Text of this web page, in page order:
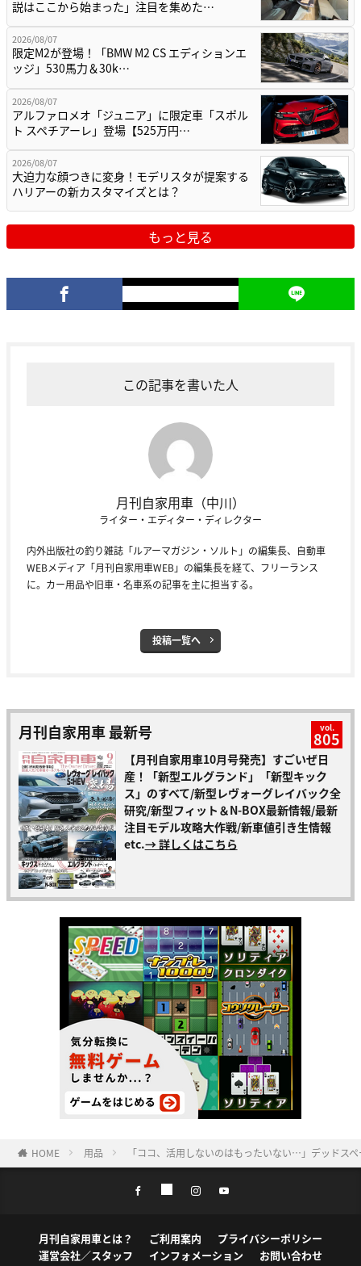
説はここから始まった」注目を集めた…
2026/08/07
限定M2が登場！「BMW M2 CS エディションエ
ッジ」530馬力＆30k…
2026/08/07
アルファロメオ「ジュニア」に限定車「スポル
ト スペチアーレ」登場【525万円…
2026/08/07
大迫力な顔つきに変身！モデリスタが提案する
ハリアーの新カスタマイズとは？
もっと見る
この記事を書いた人
月刊自家用車（中川）
ライター・エディター・ディレクター
内外出版社の釣り雑誌「ルアーマガジン・ソルト」の編集長、自動車
WEBメディア「月刊自家用車WEB」の編集長を経て、フリーランス
に。カー用品や旧車・名車系の記事を主に担当する。
投稿一覧へ
月刊自家用車 最新号 vol.
805
【月刊自家用車10月号発売】すごいぜ日
産！「新型エルグランド」「新型キック
ス」のすべて/新型レヴォーグレイバック全
研究/新型フィット＆N-BOX最新情報/最新
注目モデル攻略大作戦/新車値引き生情報
etc.→ 詳しくはこちら
HOME 用品 「ココ、活用しないのはもったいない…」デッドス
月刊自家用車とは？ ご利用案内
プライバシーポリシー
運営会社／スタッフ
インフォメーション お問い合わせ